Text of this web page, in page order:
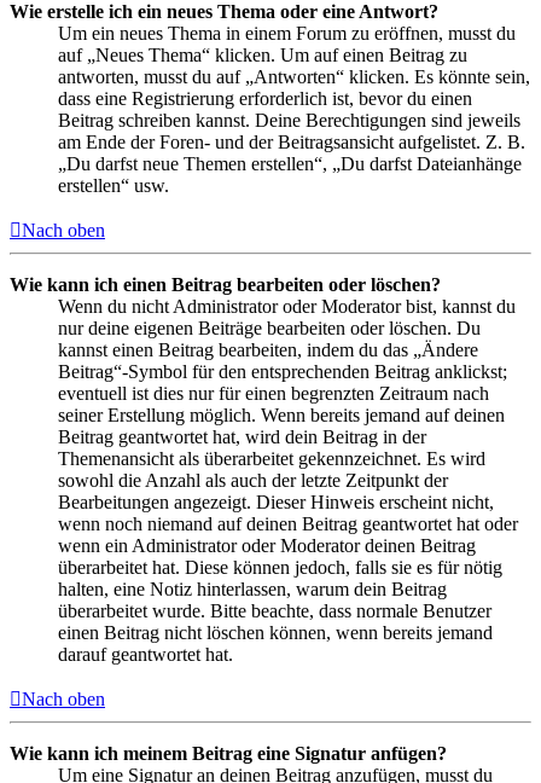
Wie erstelle ich ein neues Thema oder eine Antwort?
Um ein neues Thema in einem Forum zu eröffnen, musst du
auf „Neues Thema“ klicken. Um auf einen Beitrag zu
antworten, musst du auf „Antworten“ klicken. Es könnte sein,
dass eine Registrierung erforderlich ist, bevor du einen
Beitrag schreiben kannst. Deine Berechtigungen sind jeweils
am Ende der Foren- und der Beitragsansicht aufgelistet. Z. B.
„Du darfst neue Themen erstellen“, „Du darfst Dateianhänge
erstellen“ usw.
Nach oben
Wie kann ich einen Beitrag bearbeiten oder löschen?
Wenn du nicht Administrator oder Moderator bist, kannst du
nur deine eigenen Beiträge bearbeiten oder löschen. Du
kannst einen Beitrag bearbeiten, indem du das „Ändere
Beitrag“-Symbol für den entsprechenden Beitrag anklickst;
eventuell ist dies nur für einen begrenzten Zeitraum nach
seiner Erstellung möglich. Wenn bereits jemand auf deinen
Beitrag geantwortet hat, wird dein Beitrag in der
Themenansicht als überarbeitet gekennzeichnet. Es wird
sowohl die Anzahl als auch der letzte Zeitpunkt der
Bearbeitungen angezeigt. Dieser Hinweis erscheint nicht,
wenn noch niemand auf deinen Beitrag geantwortet hat oder
wenn ein Administrator oder Moderator deinen Beitrag
überarbeitet hat. Diese können jedoch, falls sie es für nötig
halten, eine Notiz hinterlassen, warum dein Beitrag
überarbeitet wurde. Bitte beachte, dass normale Benutzer
einen Beitrag nicht löschen können, wenn bereits jemand
darauf geantwortet hat.
Nach oben
Wie kann ich meinem Beitrag eine Signatur anfügen?
Um eine Signatur an deinen Beitrag anzufügen, musst du